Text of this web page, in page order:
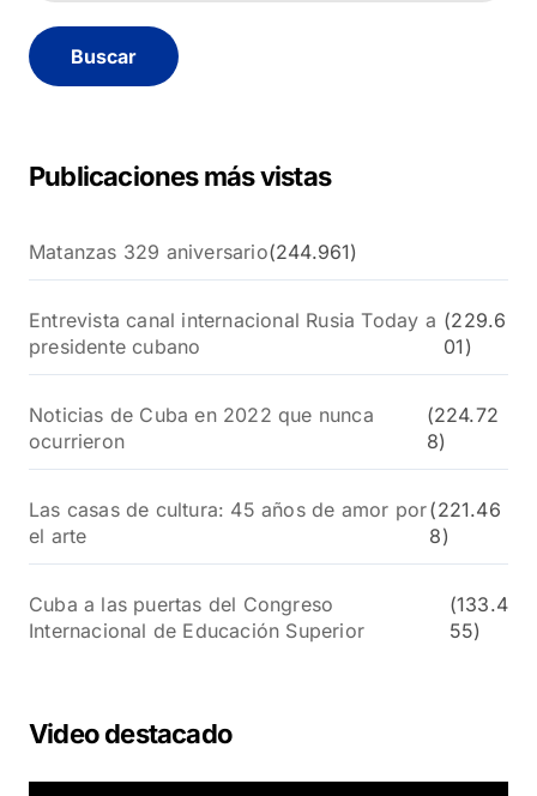
c
a
Publicaciones más vistas
Matanzas 329 aniversario(244.961)
Entrevista canal internacional Rusia Today a
presidente cubano
(229.6
01)
Noticias de Cuba en 2022 que nunca
ocurrieron
(224.72
8)
Las casas de cultura: 45 años de amor por
el arte
(221.46
8)
Cuba a las puertas del Congreso
Internacional de Educación Superior
(133.4
55)
Video destacado